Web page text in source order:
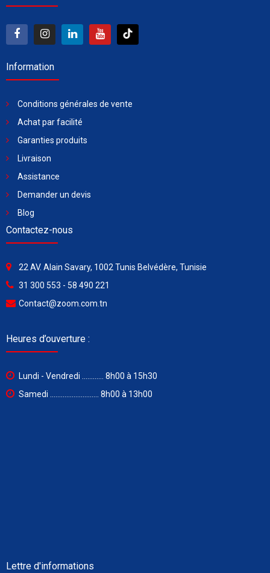
Information
Conditions générales de vente
Achat par facilité
Garanties produits
Livraison
Assistance
Demander un devis
Blog
Contactez-nous
22 AV. Alain Savary, 1002 Tunis Belvédère, Tunisie
31 300 553 - 58 490 221
Contact@zoom.com.tn
Heures d’ouverture :
Lundi - Vendredi ............ 8h00 à 15h30
Samedi ........................... 8h00 à 13h00
Lettre d'informations